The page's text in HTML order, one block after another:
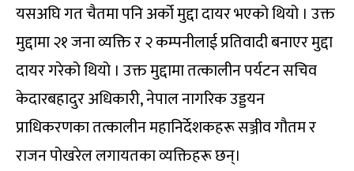
यसअघि गत चैतमा पनि अर्को मुद्दा दायर भएको थियो । उक्त
मुद्दामा २१ जना व्यक्ति र २ कम्पनीलाई प्रतिवादी बनाएर मुद्दा
दायर गरेको थियो । उक्त मुद्दामा तत्कालीन पर्यटन सचिव
केदारबहादुर अधिकारी, नेपाल नागरिक उड्डयन
प्राधिकरणका तत्कालीन महानिर्देशकहरू सञ्जीव गौतम र
राजन पोखरेल लगायतका व्यक्तिहरू छन्।